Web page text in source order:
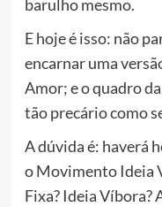
barulho mesmo.
E hoje é isso: não
encarnar uma
Amor; e o quadro
tão precário como
A dúvida é: haverá
o Movimento Ideia
Fixa? Ideia Víbora?